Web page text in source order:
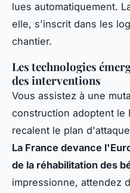
lues automatiquement.
elle, s'inscrit dans les
chantier.
Les technologies
des interventions
Vous assistez à une
construction adoptent le
recalent le plan
La France devance
de la réhabilitation des
impressionne, attendez